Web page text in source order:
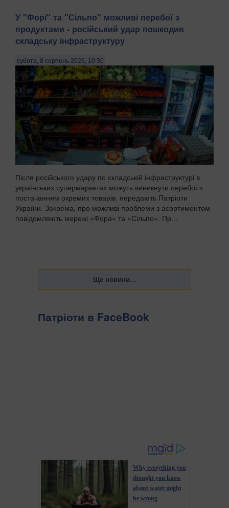
У "Форі" та "Сільпо" можливі перебої з
продуктами - російський удар пошкодив
складську інфраструктуру
субота, 8 серпень 2026, 10:30
Після російського удару по складській інфраструктурі в
українських супермаркетах можуть виникнути перебої з
постачанням окремих товарів. передають Патріоти
України. Зокрема, про можливі проблеми з асортиментом
повідомляють мережі «Фора» та «Сільпо». Пр...
Патріоти в FaceBook
Why everything you
thought you knew
about water might
be wrong